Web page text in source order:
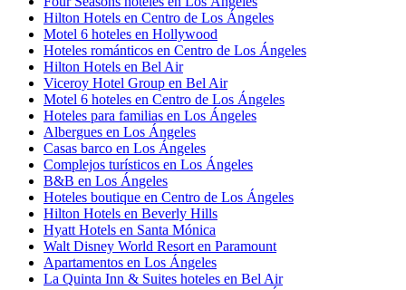
Hilton Hotels en Centro de Los Ángeles
Motel 6 hoteles en Hollywood
Hoteles románticos en Centro de Los Ángeles
Hilton Hotels en Bel Air
Viceroy Hotel Group en Bel Air
Motel 6 hoteles en Centro de Los Ángeles
Hoteles para familias en Los Ángeles
Albergues en Los Ángeles
Casas barco en Los Ángeles
Complejos turísticos en Los Ángeles
B&B en Los Ángeles
Hoteles boutique en Centro de Los Ángeles
Hilton Hotels en Beverly Hills
Hyatt Hotels en Santa Mónica
Walt Disney World Resort en Paramount
Apartamentos en Los Ángeles
La Quinta Inn & Suites hoteles en Bel Air